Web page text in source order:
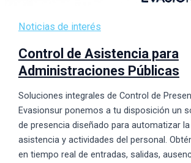
Noticias de interés
Control de Asistencia para
Administraciones Públicas
Soluciones integrales de Control de
Evasionsur ponemos a tu disposición un
de presencia diseñado para automatizar
asistencia y actividades del personal.
en tiempo real de entradas, salidas,